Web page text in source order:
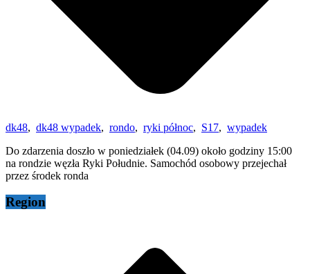
dk48, dk48 wypadek, rondo, ryki północ, S17, wypadek
Do zdarzenia doszło w poniedziałek (04.09) około godziny 15:00
na rondzie węzła Ryki Południe. Samochód osobowy przejechał
przez środek ronda
Region